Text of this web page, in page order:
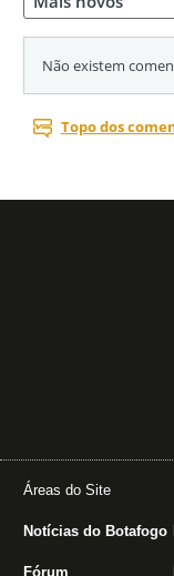
Áreas do Site
Notícias do Botafogo
Fórum